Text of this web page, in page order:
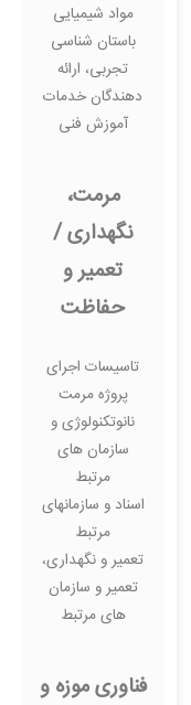
مواد شیمیایی
باستان شناسی
تجربی، ارائه
دهندگان خدمات
آموزش فنی
مرمت،
نگهداری /
تعمیر و
حفاظت
تاسیسات اجرای
پروژه مرمت
نانوتکنولوژی و
سازمان های
مرتبط
اسناد و سازمانهای
مرتبط
تعمیر و نگهداری،
تعمیر و سازمان
های مرتبط
فناوری موزه و